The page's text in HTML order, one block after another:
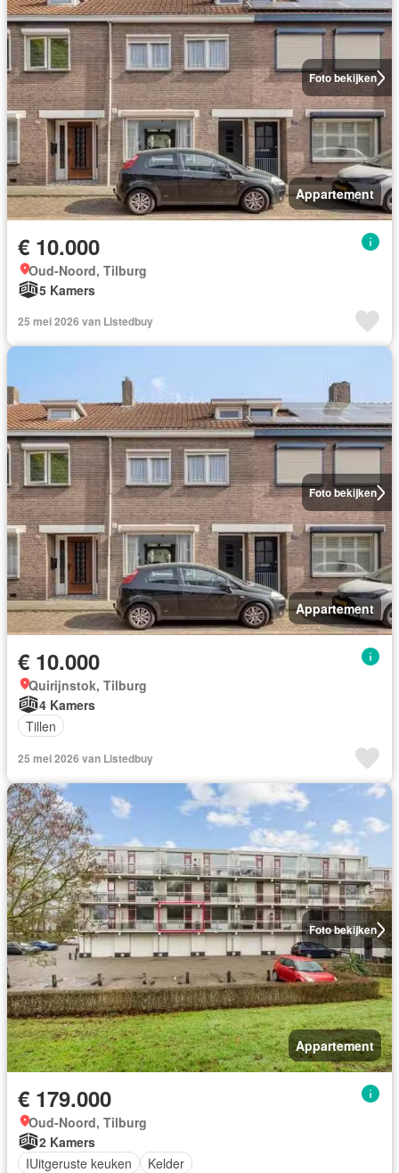
Foto bekijken
Appartement
€ 10.000
Oud-Noord, Tilburg
5 Kamers
25 mei 2026 van Listedbuy
Foto bekijken
Appartement
€ 10.000
Quirijnstok, Tilburg
4 Kamers
Tillen
25 mei 2026 van Listedbuy
Foto bekijken
Appartement
€ 179.000
Oud-Noord, Tilburg
2 Kamers
IUitgeruste keuken
Kelder